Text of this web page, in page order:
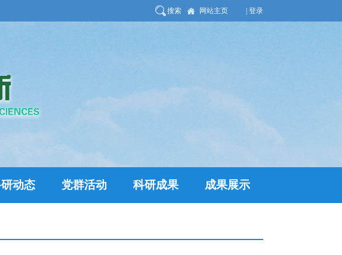
搜索 网站主页 | 登录
动态 党群活动 科研成果 成果展示